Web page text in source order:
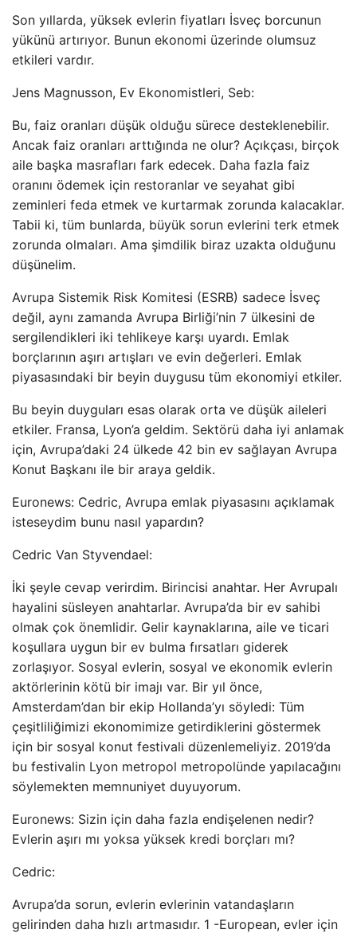
Son yıllarda, yüksek evlerin fiyatları İsveç borcunun
yükünü artırıyor. Bunun ekonomi üzerinde olumsuz
etkileri vardır.
Jens Magnusson, Ev Ekonomistleri, Seb:
Bu, faiz oranları düşük olduğu sürece desteklenebilir.
Ancak faiz oranları arttığında ne olur? Açıkçası, birçok
aile başka masrafları fark edecek. Daha fazla faiz
oranını ödemek için restoranlar ve seyahat gibi
zeminleri feda etmek ve kurtarmak zorunda kalacaklar.
Tabii ki, tüm bunlarda, büyük sorun evlerini terk etmek
zorunda olmaları. Ama şimdilik biraz uzakta olduğunu
düşünelim.
Avrupa Sistemik Risk Komitesi (ESRB) sadece İsveç
değil, aynı zamanda Avrupa Birliği’nin 7 ülkesini de
sergilendikleri iki tehlikeye karşı uyardı. Emlak
borçlarının aşırı artışları ve evin değerleri. Emlak
piyasasındaki bir beyin duygusu tüm ekonomiyi etkiler.
Bu beyin duyguları esas olarak orta ve düşük aileleri
etkiler. Fransa, Lyon’a geldim. Sektörü daha iyi anlamak
için, Avrupa’daki 24 ülkede 42 bin ev sağlayan Avrupa
Konut Başkanı ile bir araya geldik.
Euronews: Cedric, Avrupa emlak piyasasını açıklamak
isteseydim bunu nasıl yapardın?
Cedric Van Styvendael:
İki şeyle cevap verirdim. Birincisi anahtar. Her Avrupalı ​​
hayalini süsleyen anahtarlar. Avrupa’da bir ev sahibi
olmak çok önemlidir. Gelir kaynaklarına, aile ve ticari
koşullara uygun bir ev bulma fırsatları giderek
zorlaşıyor. Sosyal evlerin, sosyal ve ekonomik evlerin
aktörlerinin kötü bir imajı var. Bir yıl önce,
Amsterdam’dan bir ekip Hollanda’yı söyledi: Tüm
çeşitliliğimizi ekonomimize getirdiklerini göstermek
için bir sosyal konut festivali düzenlemeliyiz. 2019’da
bu festivalin Lyon metropol metropolünde yapılacağını
söylemekten memnuniyet duyuyorum.
Euronews: Sizin için daha fazla endişelenen nedir?
Evlerin aşırı mı yoksa yüksek kredi borçları mı?
Cedric:
Avrupa’da sorun, evlerin evlerinin vatandaşların
gelirinden daha hızlı artmasıdır. 1 -European, evler için